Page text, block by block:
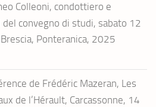
Colleoni, condottiero e
convegno di studi, sabato 12
Ponteranica, 2025
de Frédéric Mazeran, Les
de l’Hérault, Carcassonne, 14